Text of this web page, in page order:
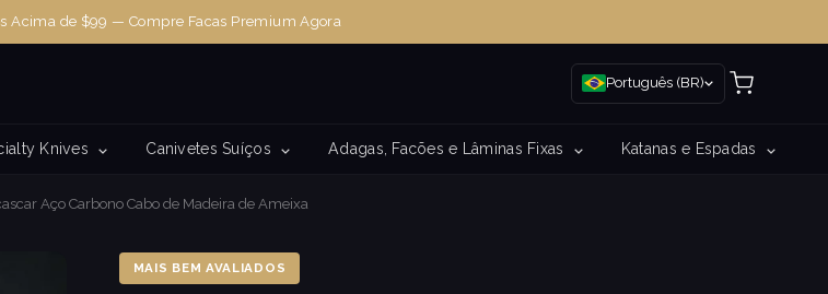
Acima de $99 — Compre Facas Premium Agora
Português (BR)
Knives Canivetes Suíços Adagas, Facões e Lâminas Fixas Katanas e Espadas
Aço Carbono Cabo de Madeira de Ameixa
MAIS BEM AVALIADOS